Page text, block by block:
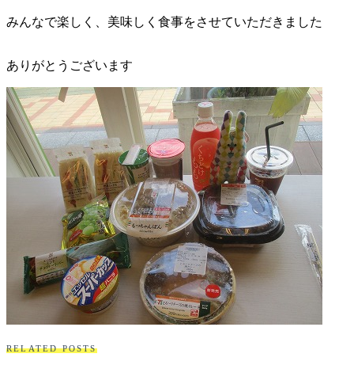
みんなで楽しく、美味しく食事をさせていただきました
ありがとうございます
RELATED POSTS